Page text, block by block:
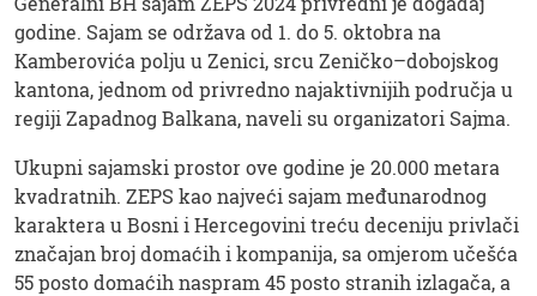
godine. Sajam se održava od 1. do 5. oktobra na
Kamberovića polju u Zenici, srcu Zeničko–dobojskog
kantona, jednom od privredno najaktivnijih područja u
regiji Zapadnog Balkana, naveli su organizatori Sajma.
Ukupni sajamski prostor ove godine je 20.000 metara
kvadratnih. ZEPS kao najveći sajam međunarodnog
karaktera u Bosni i Hercegovini treću deceniju privlači
značajan broj domaćih i kompanija, sa omjerom učešća
55 posto domaćih naspram 45 posto stranih izlagača, a